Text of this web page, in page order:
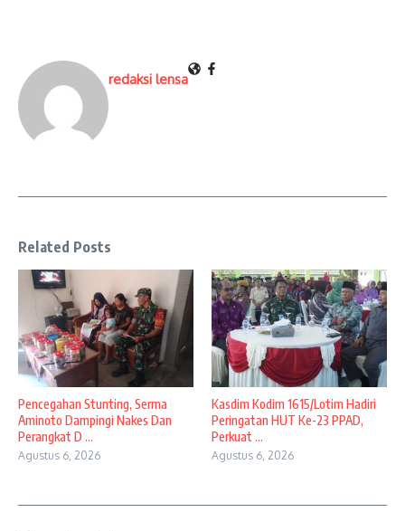
redaksi lensa
Related Posts
Pencegahan Stunting, Serma
Aminoto Dampingi Nakes Dan
Perangkat D ...
Agustus 6, 2026
Kasdim Kodim 1615/Lotim Hadiri
Peringatan HUT Ke-23 PPAD,
Perkuat ...
Agustus 6, 2026